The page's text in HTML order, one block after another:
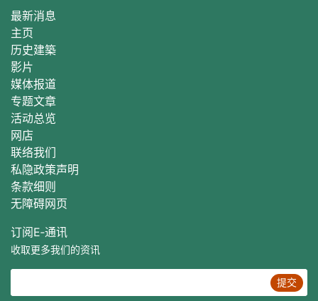
最新消息
主页
历史建築
影片
媒体报道
专题文章
活动总览
网店
联络我们
私隐政策声明
条款细则
无障碍网页
订阅E‐通讯
收取更多我们的资讯
提交